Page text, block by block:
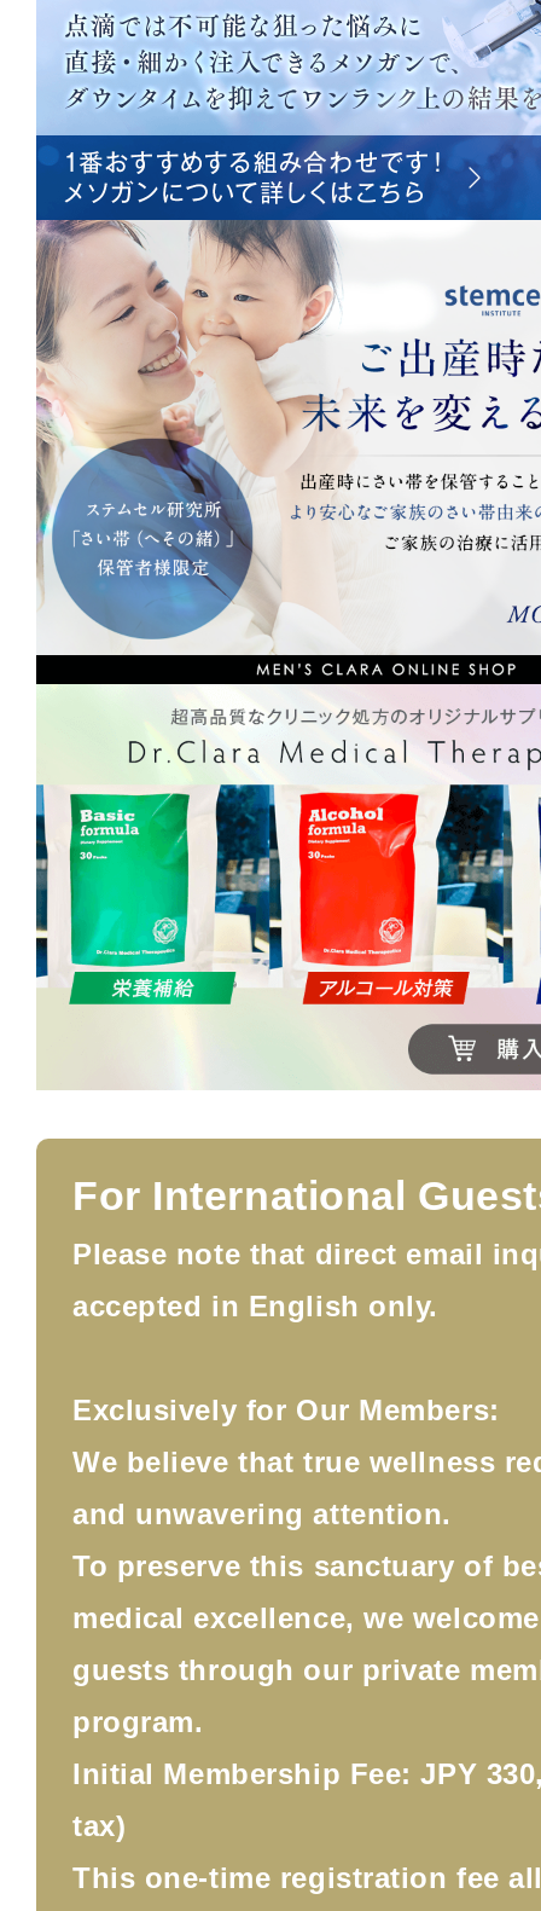
For International
Please note that direct email
accepted in English only.
Exclusively for Our Members:
We believe that true wellness
and unwavering attention.
To preserve this sanctuary of
medical excellence, we
guests through our private
program.
Initial Membership Fee: JPY
tax)
This one-time registration fee